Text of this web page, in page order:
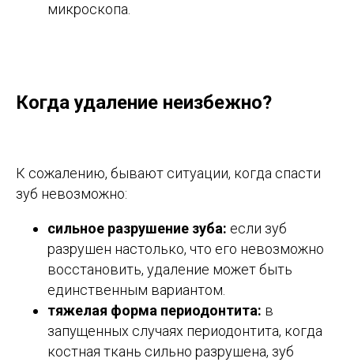
микроскопа.
Когда удаление неизбежно?
К сожалению, бывают ситуации, когда спасти
зуб невозможно:
сильное разрушение зуба: если зуб
разрушен настолько, что его невозможно
восстановить, удаление может быть
единственным вариантом.
тяжелая форма периодонтита: в
запущенных случаях периодонтита, когда
костная ткань сильно разрушена, зуб